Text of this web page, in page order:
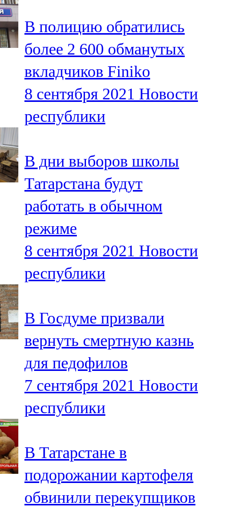
В полицию обратились
более 2 600 обманутых
вкладчиков Finiko
8 сентября 2021 Новости
республики
В дни выборов школы
Татарстана будут
работать в обычном
режиме
8 сентября 2021 Новости
республики
В Госдуме призвали
вернуть смертную казнь
для педофилов
7 сентября 2021 Новости
республики
В Татарстане в
подорожании картофеля
обвинили перекупщиков